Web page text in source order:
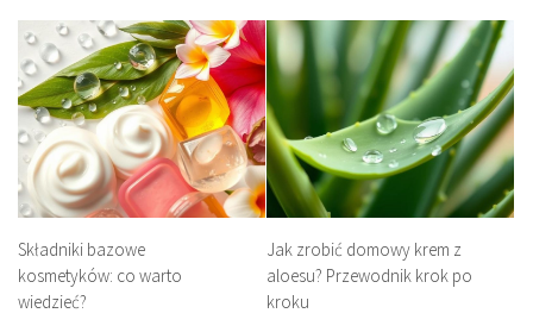
Składniki bazowe
kosmetyków: co warto
wiedzieć?
Jak zrobić domowy krem z
aloesu? Przewodnik krok po
kroku